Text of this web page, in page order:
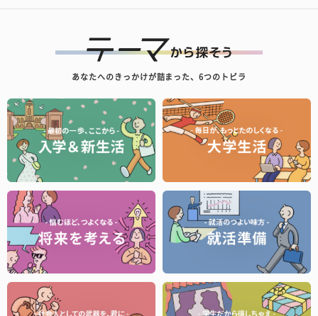
あなたへのきっかけが詰まった、6つのトビラ